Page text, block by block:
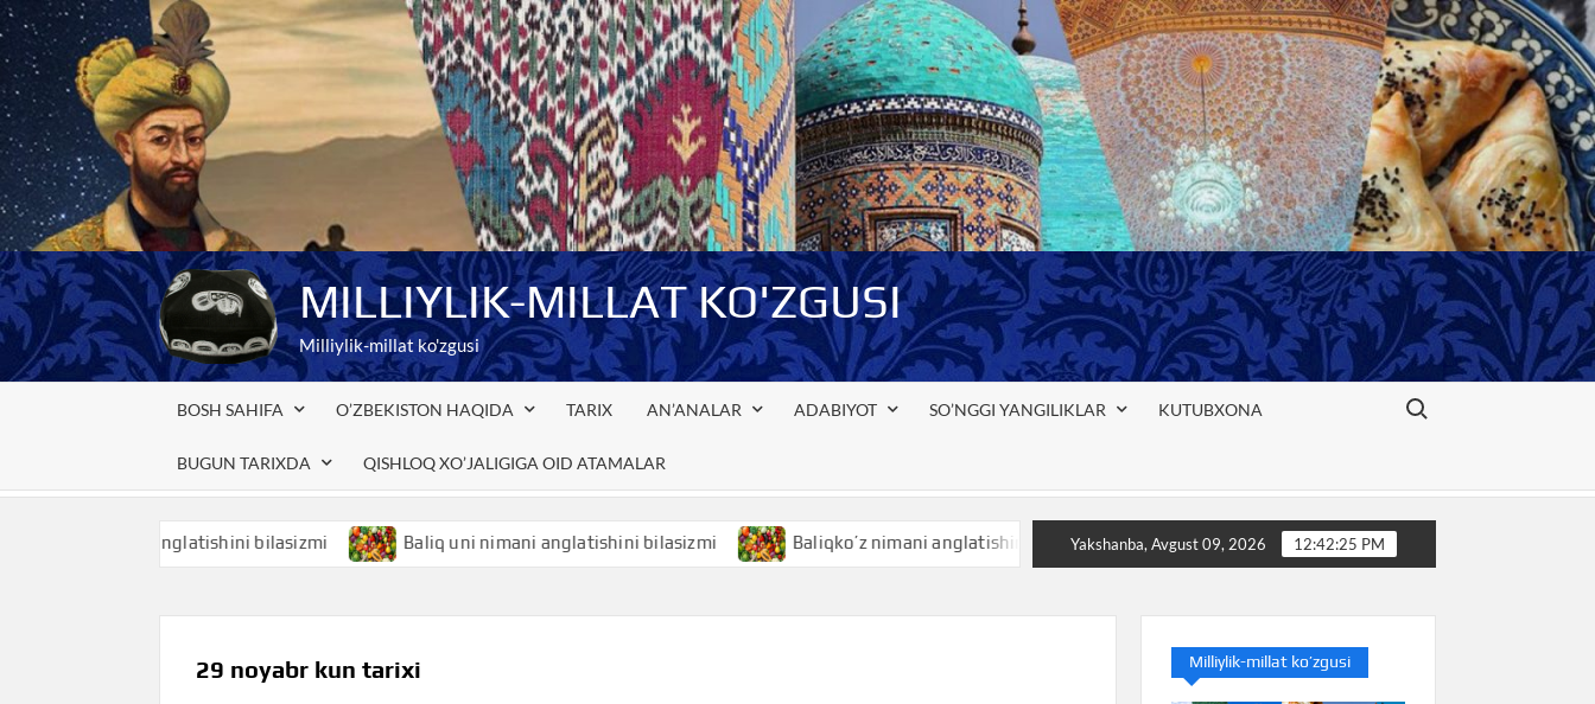
Skip
to
content
MILLIYLIK-MILLAT KO'ZGUSI
Milliylik-millat ko'zgusi
BOSH SAHIFA O’ZBEKISTON HAQIDA TARIX AN’ANALAR ADABIYOT SO’NGGI YANGILIKLAR KUTUBXONA
BUGUN TARIXDA QISHLOQ XO’JALIGIGA OID ATAMALAR
Search for:
nimani anglatishini bilasizmi Baliq uni nimani anglatishini bilasizmi Baliqko’z nimani anglatishini bilasizmi Baliq nimani anglatishini bilasizmi
Yakshanba, Avgust 09, 2026 12:42:26 PM
29 noyabr kun tarixi Milliylik-millat ko’zgusi